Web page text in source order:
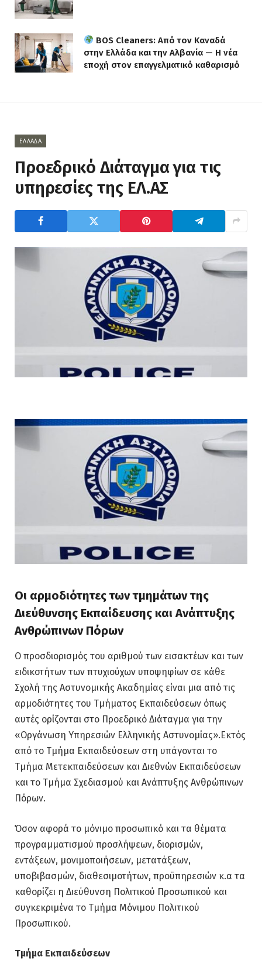
BOS Cleaners: Από τον Καναδά
στην Ελλάδα και την Αλβανία — Η νέα
εποχή στον επαγγελματικό καθαρισμό
ΕΛΛΆΔΑ
Προεδρικό Διάταγμα για τις
υπηρεσίες της ΕΛ.ΑΣ
Οι αρμοδιότητες των τμημάτων της
Διεύθυνσης Εκπαίδευσης και Ανάπτυξης
Ανθρώπινων Πόρων
Ο προσδιορισμός του αριθμού των εισακτέων και των
ειδικοτήτων των πτυχιούχων υποψηφίων σε κάθε
Σχολή της Αστυνομικής Ακαδημίας είναι μια από τις
αρμοδιότητες του Τμήματος Εκπαιδεύσεων όπως
αυτές ορίζονται στο Προεδρικό Διάταγμα για την
«Οργάνωση Υπηρεσιών Ελληνικής Αστυνομίας».Εκτός
από το Τμήμα Εκπαιδεύσεων στη υπάγονται το
Τμήμα Μετεκπαιδεύσεων και Διεθνών Εκπαιδεύσεων
και το Τμήμα Σχεδιασμού και Ανάπτυξης Ανθρώπινων
Πόρων.
Όσον αφορά το μόνιμο προσωπικό και τα θέματα
προγραμματισμού προσλήψεων, διορισμών,
εντάξεων, μονιμοποιήσεων, μετατάξεων,
υποβιβασμών, διαθεσιμοτήτων, προϋπηρεσιών κ.α τα
καθορίζει η Διεύθυνση Πολιτικού Προσωπικού και
συγκεκριμένα το Τμήμα Μόνιμου Πολιτικού
Προσωπικού.
Τμήμα Εκπαιδεύσεων